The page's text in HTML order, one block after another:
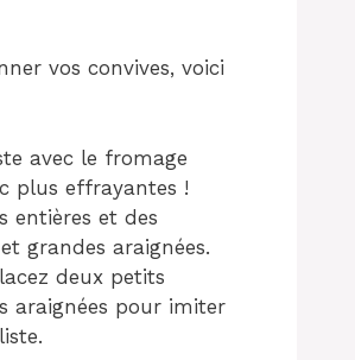
vos convives, voici
avec le fromage
plus effrayantes !
entières et des
grandes araignées.
deux petits
araignées pour imiter